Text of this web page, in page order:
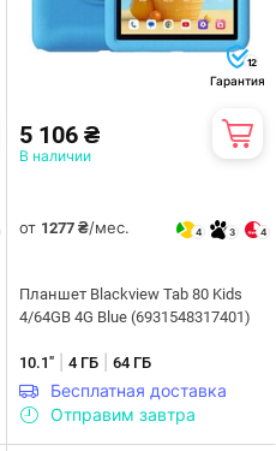
12
Гарантия
5 106 ₴
В наличии
от 1277 ₴/мес. 4 3 4
Планшет Blackview Tab 80 Kids
4/64GB 4G Blue (6931548317401)
10.1" 4 ГБ 64 ГБ
Бесплатная доставка
Отправим завтра